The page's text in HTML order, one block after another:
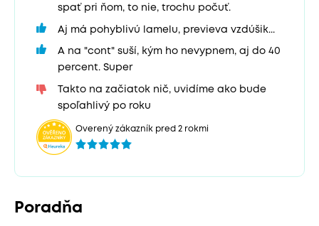
spať pri ňom, to nie, trochu počuť.
Aj má pohyblivú lamelu, previeva vzdúšik...
A na "cont" suší, kým ho nevypnem, aj do 40
percent. Super
Takto na začiatok nič, uvidíme ako bude
spoľahlivý po roku
Overený zákazník pred 2 rokmi
Poradňa